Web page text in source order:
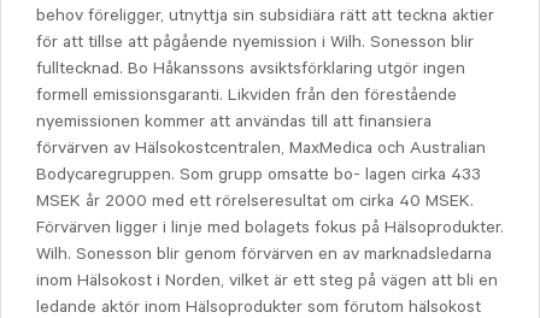
behov föreligger, utnyttja sin subsidiära rätt att teckna aktier
för att tillse att pågående nyemission i Wilh. Sonesson blir
fulltecknad. Bo Håkanssons avsiktsförklaring utgör ingen
formell emissionsgaranti. Likviden från den förestående
nyemissionen kommer att användas till att finansiera
förvärven av Hälsokostcentralen, MaxMedica och Australian
Bodycaregruppen. Som grupp omsatte bo- lagen cirka 433
MSEK år 2000 med ett rörelseresultat om cirka 40 MSEK.
Förvärven ligger i linje med bolagets fokus på Hälsoprodukter.
Wilh. Sonesson blir genom förvärven en av marknadsledarna
inom Hälsokost i Norden, vilket är ett steg på vägen att bli en
ledande aktör inom Hälsoprodukter som förutom hälsokost